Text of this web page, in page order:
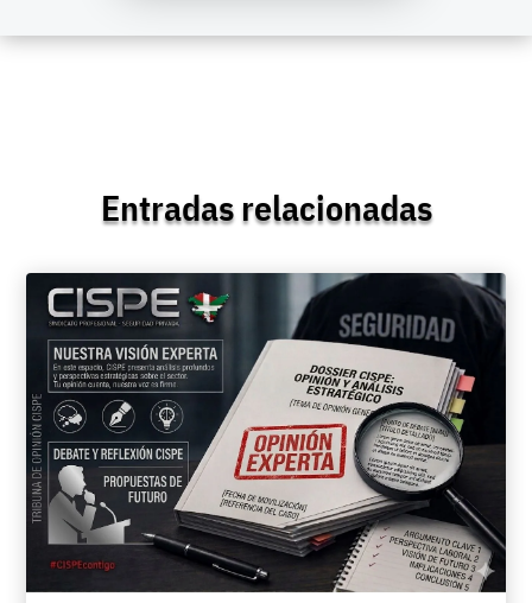
Entradas relacionadas